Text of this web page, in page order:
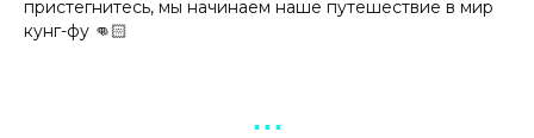
пристегнитесь, мы начинаем наше путешествие в мир
кунг-фу 👊🏻
▪︎ ▪︎ ▪︎